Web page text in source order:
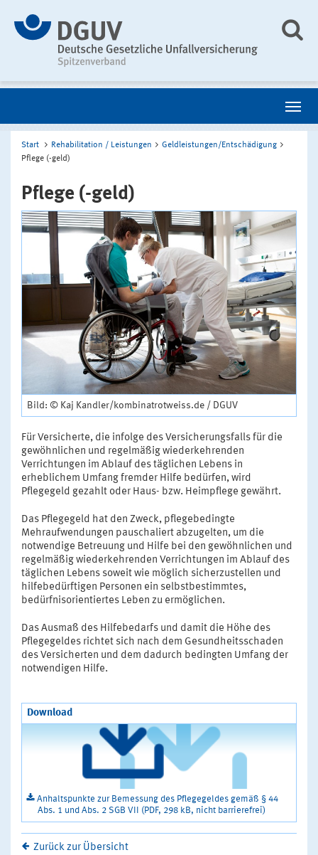
Start Rehabilitation / Leistungen
Geldleistungen/Entschädigung
Pflege (-geld)
Pflege (-geld)
Bild: © Kaj Kandler/kombinatrotweiss.de / DGUV
Für Versicherte, die infolge des Versicherungsfalls für die
gewöhnlichen und regelmäßig wiederkehrenden
Verrichtungen im Ablauf des täglichen Lebens in
erheblichem Umfang fremder Hilfe bedürfen, wird
Pflegegeld gezahlt oder Haus- bzw. Heimpflege gewährt.
Das Pflegegeld hat den Zweck, pflegebedingte
Mehraufwendungen pauschaliert abzugelten, um die
notwendige Betreuung und Hilfe bei den gewöhnlichen und
regelmäßig wiederkehrenden Verrichtungen im Ablauf des
täglichen Lebens soweit wie möglich sicherzustellen und
hilfebedürftigen Personen ein selbstbestimmtes,
bedürfnisorientiertes Leben zu ermöglichen.
Das Ausmaß des Hilfebedarfs und damit die Höhe des
Pflegegeldes richtet sich nach dem Gesundheitsschaden
des Versicherten und dem dadurch bedingten Umfang der
notwendigen Hilfe.
Download
Anhaltspunkte zur Bemessung des Pflegegeldes gemäß § 44
Abs. 1 und Abs. 2 SGB VII (PDF, 298 kB, nicht barrierefrei)
Zurück zur Übersicht